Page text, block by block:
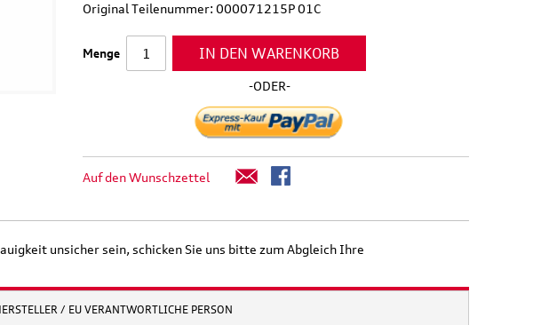
Original Teilenummer: 000071215P 01C
Menge IN DEN WARENKORB
-ODER-
Auf den Wunschzettel
unsicher sein, schicken Sie uns bitte zum Abgleich Ihre
/ EU VERANTWORTLICHE PERSON